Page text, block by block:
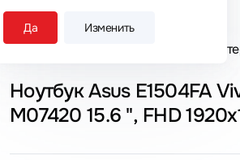
Да Изменить
Главная
Ноутбук Asus E1504FA
M07420 15.6 ", FHD